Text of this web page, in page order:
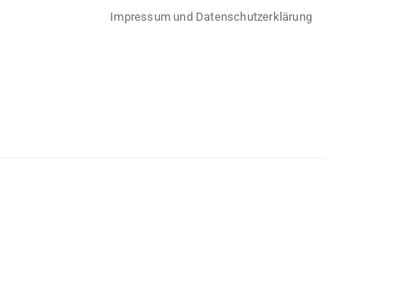
Impressum und Datenschutzerklärung